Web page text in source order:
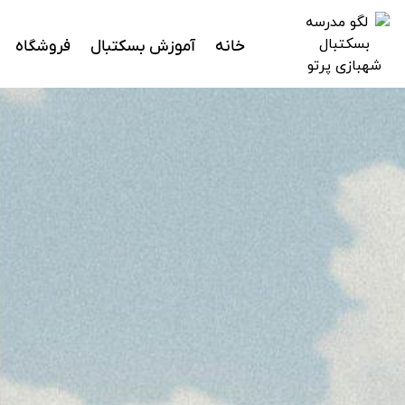
خانه آموزش بسکتبال فروشگاه